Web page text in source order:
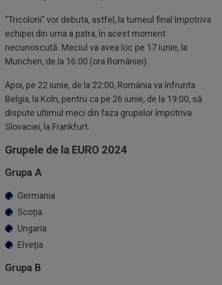
"Tricolorii" vor debuta, astfel, la turneul final împotriva
echipei din urna a patra, în acest moment
necunoscută. Meciul va avea loc pe 17 iunie, la
Munchen, de la 16:00 (ora României).
Apoi, pe 22 iunie, de la 22:00, România va înfrunta
Belgia, la Koln, pentru ca pe 26 iunie, de la 19:00, să
dispute ultimul meci din faza grupelor împotriva
Slovaciei, la Frankfurt.
Grupele de la EURO 2024
Grupa A
Germania
Scoția
Ungaria
Elveția
Grupa B